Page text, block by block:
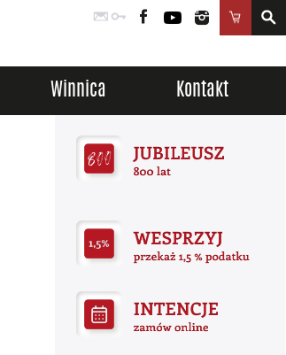
PocztaLogowanie
FacebookYouTubeInstagram
Sklep
Winnica Kontakt